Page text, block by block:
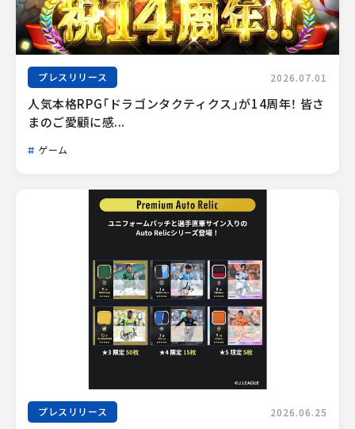
プレスリリース 2026.07.01
人気本格RPG「ドラゴンタクティクス」が14周年！ 皆さ
まのご愛顧に感...
ゲーム
プレスリリース 2026.06.25